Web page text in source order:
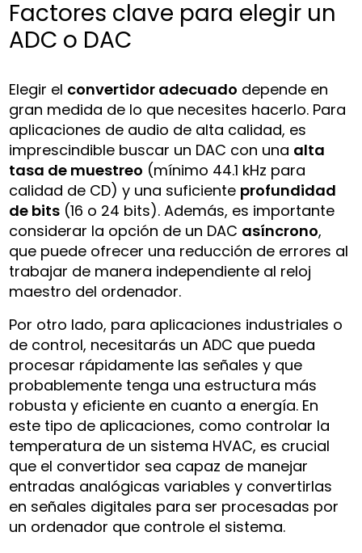
Factores clave para elegir un
ADC o DAC
Elegir el convertidor adecuado depende en
gran medida de lo que necesites hacerlo. Para
aplicaciones de audio de alta calidad, es
imprescindible buscar un DAC con una alta
tasa de muestreo (mínimo 44.1 kHz para
calidad de CD) y una suficiente profundidad
de bits (16 o 24 bits). Además, es importante
considerar la opción de un DAC asíncrono,
que puede ofrecer una reducción de errores al
trabajar de manera independiente al reloj
maestro del ordenador.
Por otro lado, para aplicaciones industriales o
de control, necesitarás un ADC que pueda
procesar rápidamente las señales y que
probablemente tenga una estructura más
robusta y eficiente en cuanto a energía. En
este tipo de aplicaciones, como controlar la
temperatura de un sistema HVAC, es crucial
que el convertidor sea capaz de manejar
entradas analógicas variables y convertirlas
en señales digitales para ser procesadas por
un ordenador que controle el sistema.